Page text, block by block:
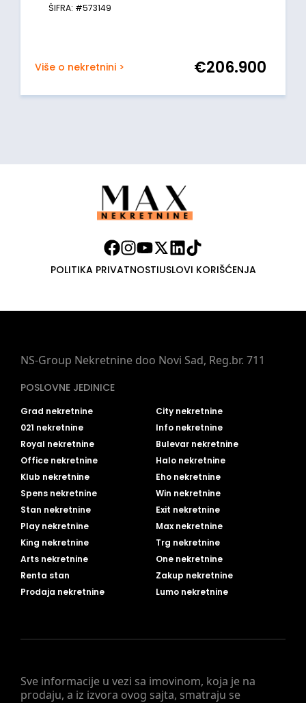
ŠIFRA: #573149
Više o nekretnini > €206.900
POLITIKA PRIVATNOSTIUSLOVI KORIŠĆENJA
Sve informacije u vezi sa imovinom, koja je na
prodaju, a iz izvora ovog sajta, smatraju se
NS-Group Nekretnine doo Novi Sad, Reg.br. 711
POSLOVNE JEDINICE
Grad nekretnine
City nekretnine
021 nekretnine
Info nekretnine
Royal nekretnine
Bulevar nekretnine
Office nekretnine
Halo nekretnine
Klub nekretnine
Eho nekretnine
Spens nekretnine
Win nekretnine
Stan nekretnine
Exit nekretnine
Play nekretnine
Max nekretnine
King nekretnine
Trg nekretnine
Arts nekretnine
One nekretnine
Renta stan
Zakup nekretnine
Prodaja nekretnine
Lumo nekretnine